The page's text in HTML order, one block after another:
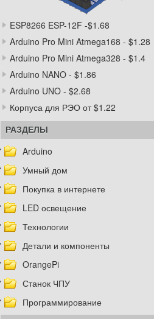
ESP8266 ESP-12F -$1.68
Arduino Pro Mini Atmega168 - $1.28
Arduino Pro Mini Atmega328 - $1.4
Arduino NANO - $1.86
Arduino UNO - $2.68
Корпуса для РЭО от $1.22
РАЗДЕЛЫ
Arduino
Умный дом
Покупка в интернете
LED освещение
Технологии
Детали и компоненты
OrangePi
Станок ЧПУ
Программирование